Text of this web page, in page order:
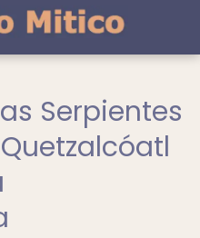
Serpientes